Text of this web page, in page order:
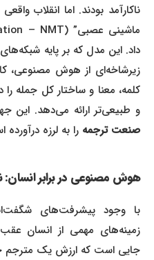
ناکارآمد بودند. اما انقلاب
زیرشاخه‌ای از هوش مصنوعی،
کلمه، معنا و ساختار کل جمله
و طبیعی‌تر ارائه می‌دهد.
صنعت ترجمه را به لرزه
هوش مصنوعی در برابر انسان:
با وجود پیشرفت‌های
زمینه‌های مهمی از انسان
جایی است که ارزش یک